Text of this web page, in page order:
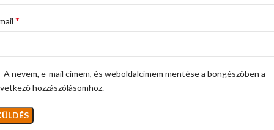
*
A nevem, e-mail címem, és weboldalcímem mentése a böngészőben a
hozzászólásomhoz.